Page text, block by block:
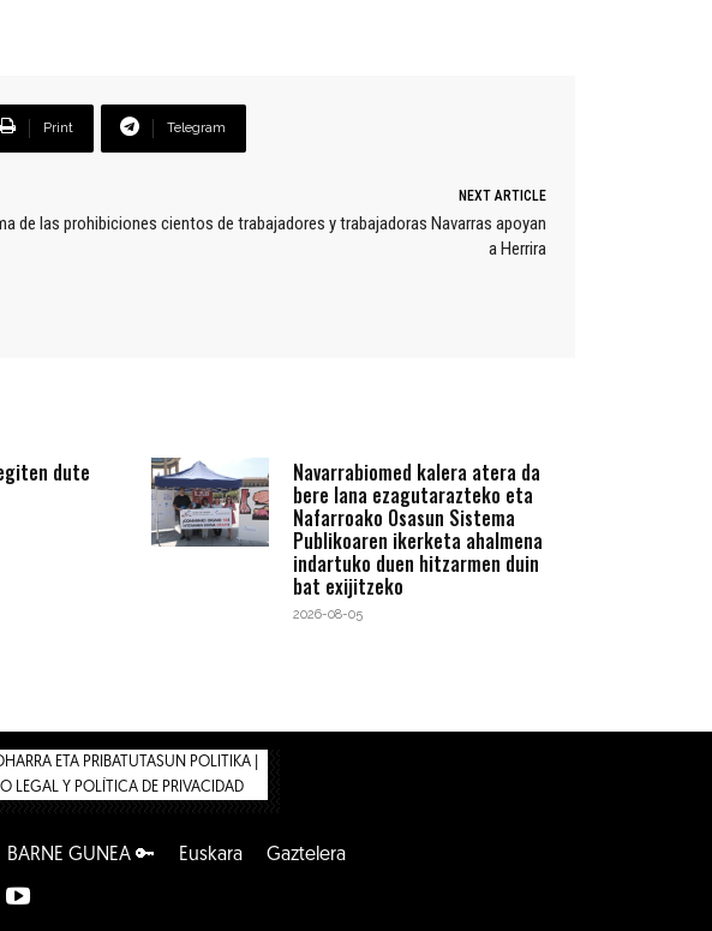
Print Telegram
NEXT ARTICLE
de las prohibiciones cientos de trabajadores y trabajadoras Navarras apoyan
a Herrira
dute Navarrabiomed kalera atera da
bere lana ezagutarazteko eta
Nafarroako Osasun Sistema
Publikoaren ikerketa ahalmena
indartuko duen hitzarmen duin
bat exijitzeko
2026-08-05
ETA PRIBATUTASUN POLITIKA |
LEGAL Y POLÍTICA DE PRIVACIDAD
BARNE GUNEA 🔑 Euskara Gaztelera